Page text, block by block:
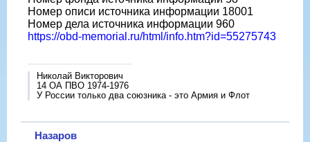
Номер описи источника информации 18001
Номер дела источника информации 960
https://obd-memorial.ru/html/info.htm?id=55275743
Николай Викторович
14 ОА ПВО 1974-1976
У России только два союзника - это Армия и Флот
Назаров